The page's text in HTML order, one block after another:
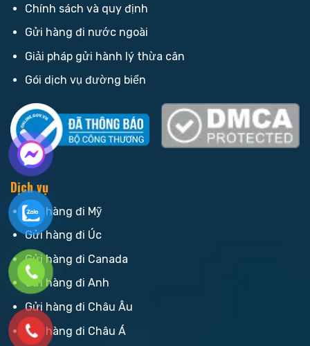
Chính sách và quy định
Gửi hàng đi nước ngoài
Giải pháp gửi hành lý thừa cân
Gói dịch vụ đường biển
Dịch vụ
Gửi hàng đi Mỹ
Gửi hàng đi Úc
Gửi hàng đi Canada
Gửi hàng đi Anh
Gửi hàng đi Châu Âu
Gửi hàng đi Châu Á